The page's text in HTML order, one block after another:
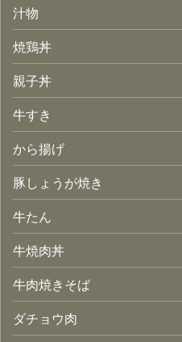
汁物
焼鶏丼
親子丼
牛すき
から揚げ
豚しょうが焼き
牛たん
牛焼肉丼
牛肉焼きそば
ダチョウ肉